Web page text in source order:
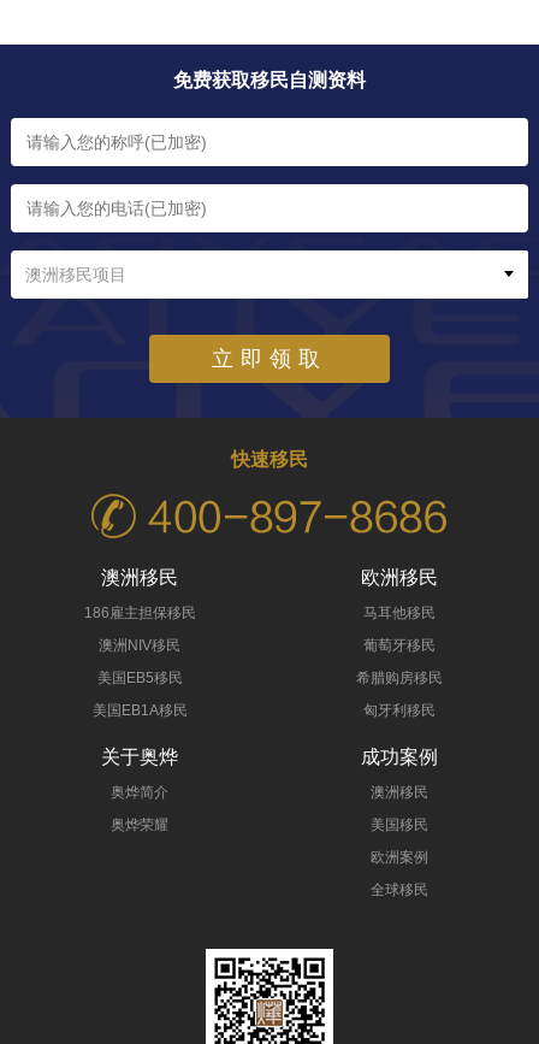
免费获取移民自测资料
澳洲移民项目
立即领取
快速移民
澳洲移民
186雇主担保移民
澳洲NIV移民
美国EB5移民
美国EB1A移民
欧洲移民
马耳他移民
葡萄牙移民
希腊购房移民
匈牙利移民
关于奥烨
奥烨简介
奥烨荣耀
成功案例
澳洲移民
美国移民
欧洲案例
全球移民